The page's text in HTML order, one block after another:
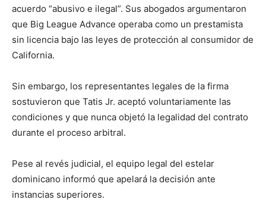
acuerdo “abusivo e ilegal”. Sus abogados argumentaron
que Big League Advance operaba como un prestamista
sin licencia bajo las leyes de protección al consumidor de
California.
Sin embargo, los representantes legales de la firma
sostuvieron que Tatis Jr. aceptó voluntariamente las
condiciones y que nunca objetó la legalidad del contrato
durante el proceso arbitral.
Pese al revés judicial, el equipo legal del estelar
dominicano informó que apelará la decisión ante
instancias superiores.